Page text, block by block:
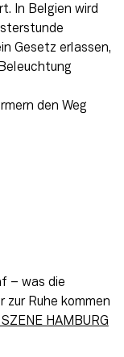
In Belgien wird
Gesetz erlassen,
den Weg
– was die
zur Ruhe kommen
HAMBURG